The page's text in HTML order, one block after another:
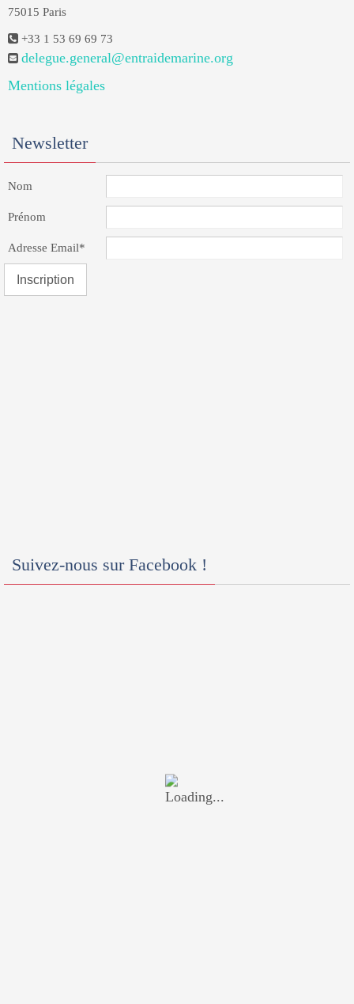
75015 Paris
+33 1 53 69 69 73
delegue.general@entraidemarine.org
Mentions légales
Newsletter
Nom
Prénom
Adresse Email*
Suivez-nous sur Facebook !